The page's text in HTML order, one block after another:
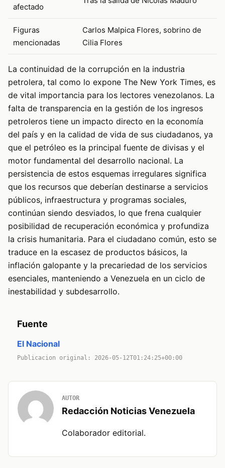
afectado
Figuras
mencionadas
Carlos Malpica Flores, sobrino de
Cilia Flores
La continuidad de la corrupción en la industria
petrolera, tal como lo expone The New York Times, es
de vital importancia para los lectores venezolanos. La
falta de transparencia en la gestión de los ingresos
petroleros tiene un impacto directo en la economía
del país y en la calidad de vida de sus ciudadanos, ya
que el petróleo es la principal fuente de divisas y el
motor fundamental del desarrollo nacional. La
persistencia de estos esquemas irregulares significa
que los recursos que deberían destinarse a servicios
públicos, infraestructura y programas sociales,
continúan siendo desviados, lo que frena cualquier
posibilidad de recuperación económica y profundiza
la crisis humanitaria. Para el ciudadano común, esto se
traduce en la escasez de productos básicos, la
inflación galopante y la precariedad de los servicios
esenciales, manteniendo a Venezuela en un ciclo de
inestabilidad y subdesarrollo.
Fuente
El Nacional
Publicacion original: 2026-05-12T01:24:25+00:00
AUTOR
Redacción Noticias Venezuela
Colaborador editorial.